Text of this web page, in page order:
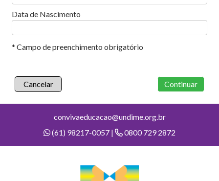
Data de Nascimento
* Campo de preenchimento obrigatório
Cancelar Continuar
convivaeducacao@undime.org.br
(61) 98217-0057 |
0800 729 2872